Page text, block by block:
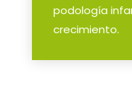
podología
crecimiento.